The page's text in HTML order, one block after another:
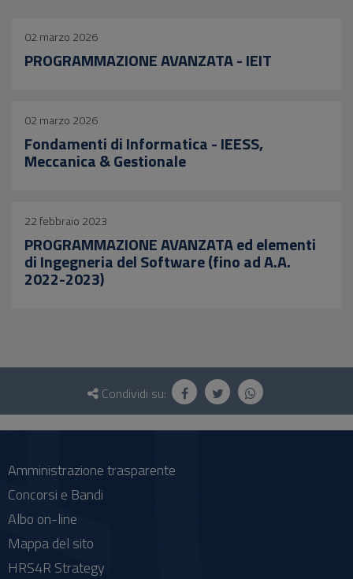
02 marzo 2026
PROGRAMMAZIONE AVANZATA - IEIT
02 marzo 2026
Fondamenti di Informatica - IEESS,
Meccanica & Gestionale
22 febbraio 2023
PROGRAMMAZIONE AVANZATA ed elementi
di Ingegneria del Software (fino ad A.A.
2022-2023)
Questionario
social
Condividi su:
Amministrazione trasparente
Concorsi e Bandi
Albo on-line
Mappa del sito
HRS4R Strategy